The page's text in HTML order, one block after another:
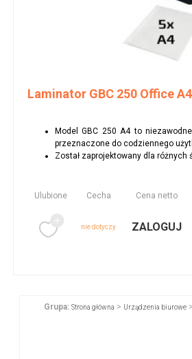
Laminator GBC 250 Office
Model GBC 250 A4 to
przeznaczone do codziennego
Został zaprojektowany dla różnych
Ulubione Cecha Cena netto
nie dotyczy ZALOGUJ
Grupa: Strona główna > Urządzenia biurowe >